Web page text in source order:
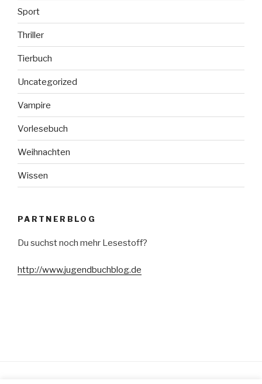
Sport
Thriller
Tierbuch
Uncategorized
Vampire
Vorlesebuch
Weihnachten
Wissen
PARTNERBLOG
Du suchst noch mehr Lesestoff?
http://www.jugendbuchblog.de